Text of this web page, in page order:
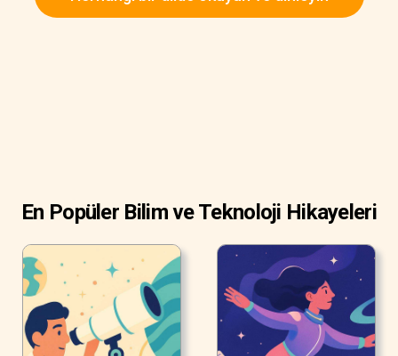
En Popüler Bilim ve Teknoloji Hikayeleri